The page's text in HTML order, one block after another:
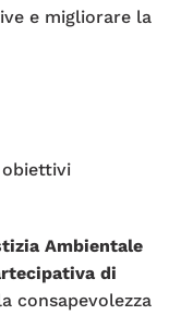
e migliorare la
obiettivi
Ambientale
di
consapevolezza